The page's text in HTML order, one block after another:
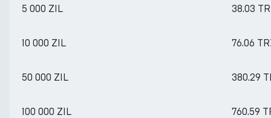
5 000 ZIL 38.03
10 000 ZIL 76.06
50 000 ZIL 380.29
100 000 ZIL 760.59